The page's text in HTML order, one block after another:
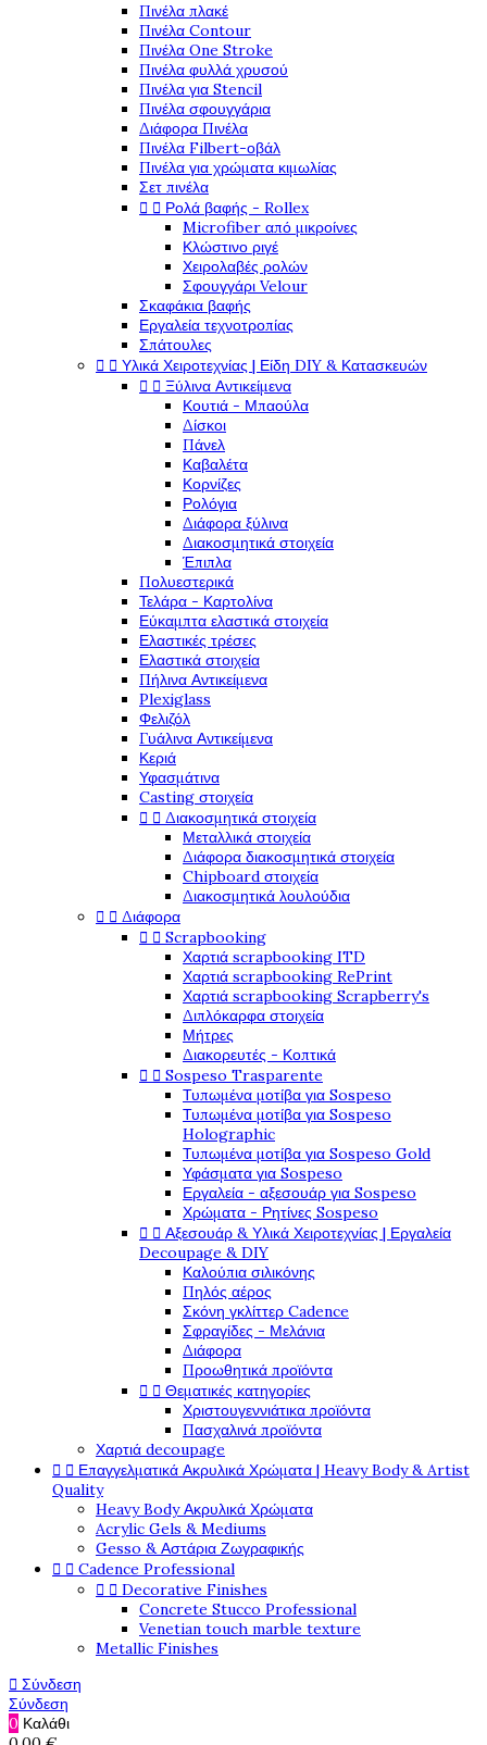
Πινέλα πλακέ
Πινέλα Contour
Πινέλα One Stroke
Πινέλα φυλλά χρυσού
Πινέλα για Stencil
Πινέλα σφουγγάρια
Διάφορα Πινέλα
Πινέλα Filbert-οβάλ
Πινέλα για χρώματα κιμωλίας
Σετ πινέλα
  Ρολά βαφής - Rollex
Microfiber από μικροίνες
Κλώστινο ριγέ
Χειρολαβές ρολών
Σφουγγάρι Velour
Σκαφάκια βαφής
Εργαλεία τεχνοτροπίας
Σπάτουλες
  Υλικά Χειροτεχνίας | Είδη DIY & Κατασκευών
  Ξύλινα Αντικείμενα
Κουτιά - Μπαούλα
Δίσκοι
Πάνελ
Καβαλέτα
Κορνίζες
Ρολόγια
Διάφορα ξύλινα
Διακοσμητικά στοιχεία
Έπιπλα
Πολυεστερικά
Τελάρα - Καρτολίνα
Εύκαμπτα ελαστικά στοιχεία
Ελαστικές τρέσες
Ελαστικά στοιχεία
Πήλινα Αντικείμενα
Plexiglass
Φελιζόλ
Γυάλινα Αντικείμενα
Κεριά
Υφασμάτινα
Casting στοιχεία
  Διακοσμητικά στοιχεία
Μεταλλικά στοιχεία
Διάφορα διακοσμητικά στοιχεία
Chipboard στοιχεία
Διακοσμητικά λουλούδια
  Διάφορα
  Scrapbooking
Χαρτιά scrapbooking ITD
Χαρτιά scrapbooking RePrint
Χαρτιά scrapbooking Scrapberry's
Διπλόκαρφα στοιχεία
Μήτρες
Διακορευτές - Κοπτικά
  Sospeso Trasparente
Τυπωμένα μοτίβα για Sospeso
Τυπωμένα μοτίβα για Sospeso
Holographic
Τυπωμένα μοτίβα για Sospeso Gold
Υφάσματα για Sospeso
Εργαλεία - αξεσουάρ για Sospeso
Χρώματα - Ρητίνες Sospeso
  Αξεσουάρ & Υλικά Χειροτεχνίας | Εργαλεία
Decoupage & DIY
Καλούπια σιλικόνης
Πηλός αέρος
Σκόνη γκλίττερ Cadence
Σφραγίδες - Μελάνια
Διάφορα
Προωθητικά προϊόντα
  Θεματικές κατηγορίες
Χριστουγεννιάτικα προϊόντα
Πασχαλινά προϊόντα
Χαρτιά decoupage
  Επαγγελματικά Ακρυλικά Χρώματα | Heavy Body & Artist
Quality
Heavy Body Ακρυλικά Χρώματα
Acrylic Gels & Mediums
Gesso & Αστάρια Ζωγραφικής
  Cadence Professional
  Decorative Finishes
Concrete Stucco Professional
Venetian touch marble texture
Metallic Finishes
 Σύνδεση
Σύνδεση
0 Καλάθι